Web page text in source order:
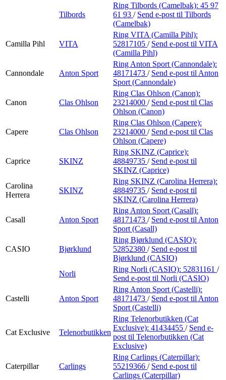
Tilbords
Ring Tilbords (Camelbak): 45 97
61 93 / Send e-post til Tilbords
(Camelbak)
Camilla Pihl VITA
Ring VITA (Camilla Pihl):
52817105 / Send e-post til VITA
(Camilla Pihl)
Cannondale Anton Sport
Ring Anton Sport (Cannondale):
48171473 / Send e-post til Anton
Sport (Cannondale)
Canon Clas Ohlson
Ring Clas Ohlson (Canon):
23214000 / Send e-post til Clas
Ohlson (Canon)
Capere Clas Ohlson
Ring Clas Ohlson (Capere):
23214000 / Send e-post til Clas
Ohlson (Capere)
Caprice SKINZ
Ring SKINZ (Caprice):
48849735 / Send e-post til
SKINZ (Caprice)
Carolina
Herrera
SKINZ
Ring SKINZ (Carolina Herrera):
48849735 / Send e-post til
SKINZ (Carolina Herrera)
Casall Anton Sport
Ring Anton Sport (Casall):
48171473 / Send e-post til Anton
Sport (Casall)
CASIO Bjørklund
Ring Bjørklund (CASIO):
52852380 / Send e-post til
Bjørklund (CASIO)
Norli
Ring Norli (CASIO): 52831161 /
Send e-post til Norli (CASIO)
Castelli Anton Sport
Ring Anton Sport (Castelli):
48171473 / Send e-post til Anton
Sport (Castelli)
Cat Exclusive Telenorbutikken
Ring Telenorbutikken (Cat
Exclusive): 41434455 / Send e-
post til Telenorbutikken (Cat
Exclusive)
Caterpillar Carlings
Ring Carlings (Caterpillar):
55219366 / Send e-post til
Carlings (Caterpillar)